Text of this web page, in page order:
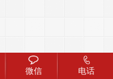
微信 电话